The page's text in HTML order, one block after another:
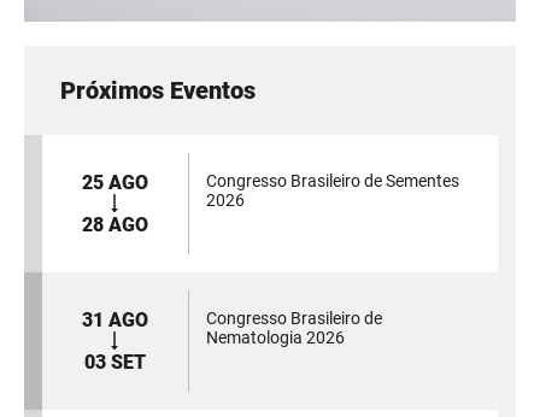
Próximos Eventos
25 AGO
28 AGO
Congresso Brasileiro de Sementes
2026
31 AGO
03 SET
Congresso Brasileiro de
Nematologia 2026